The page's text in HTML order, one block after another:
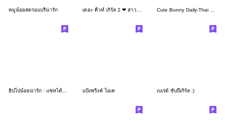
หมูน้อยสตรอแบรี่น่ารัก
แป้งพริ้งค์ โอเค เบเร่ต์ ชับบี้เกิร์ล :)